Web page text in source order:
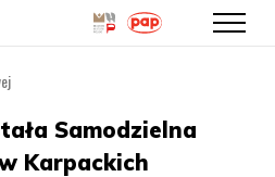
treściSamodzielna
Karpackich